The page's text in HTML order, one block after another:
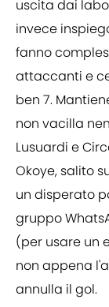
uscita dai
invece
fanno
attaccanti e
ben 7.
non vacilla
Lusuardi e
Okoye, salito
un disperato
gruppo
(per usare un
non appena
annulla il gol.